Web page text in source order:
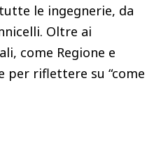
le ingegnerie, da
Oltre ai
come Regione e
per riflettere su “come